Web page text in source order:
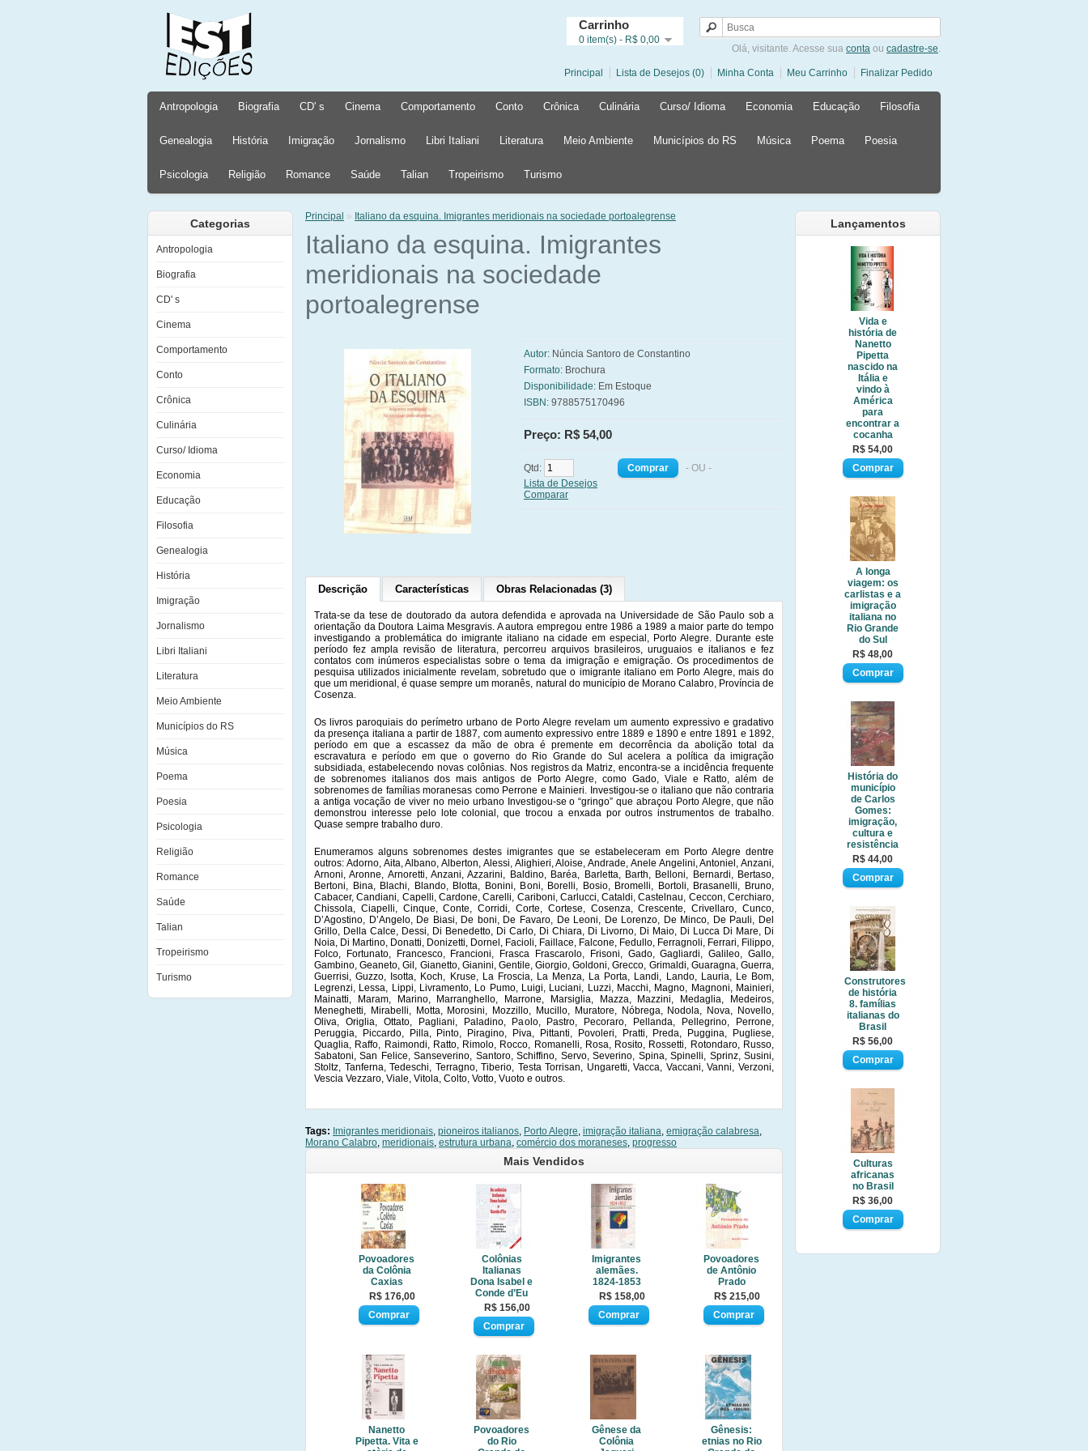
Carrinho
0 item(s) - R$ 0,00
Olá, visitante. Acesse sua conta ou cadastre-se.
Principal Lista de Desejos (0) Minha Conta Meu Carrinho Finalizar Pedido
Antropologia Biografia CD' s Cinema Comportamento Conto Crônica Culinária Curso/ Idioma Economia Educação Filosofia
Genealogia História Imigração Jornalismo Libri Italiani Literatura Meio Ambiente Municípios do RS Música Poema Poesia
Psicologia Religião Romance Saúde Talian Tropeirismo Turismo
Categorias
Antropologia
Biografia
CD' s
Cinema
Comportamento
Conto
Crônica
Culinária
Curso/ Idioma
Economia
Educação
Filosofia
Genealogia
História
Imigração
Jornalismo
Libri Italiani
Literatura
Meio Ambiente
Municípios do RS
Música
Poema
Poesia
Psicologia
Religião
Romance
Saúde
Talian
Tropeirismo
Turismo
Lançamentos
Vida e
história de
Nanetto
Pipetta
nascido na
Itália e
vindo à
América
para
encontrar a
cocanha
R$ 54,00
A longa
viagem: os
carlistas e a
imigração
italiana no
Rio Grande
do Sul
R$ 48,00
História do
município
de Carlos
Gomes:
imigração,
cultura e
resistência
R$ 44,00
Construtores
de história
8. famílias
italianas do
Brasil
R$ 56,00
Culturas
africanas
no Brasil
R$ 36,00
Principal » Italiano da esquina. Imigrantes meridionais na sociedade portoalegrense
Italiano da esquina. Imigrantes
meridionais na sociedade
portoalegrense
Autor: Núncia Santoro de Constantino
Formato: Brochura
Disponibilidade: Em Estoque
ISBN: 9788575170496
Preço: R$ 54,00
Qtd:
- OU -
Lista de Desejos
Comparar
Descrição Características Obras Relacionadas (3)
Trata-se da tese de doutorado da autora defendida e aprovada na Universidade de São Paulo sob a
orientação da Doutora Laima Mesgravis. A autora empregou entre 1986 a 1989 a maior parte do tempo
investigando a problemática do imigrante italiano na cidade em especial, Porto Alegre. Durante este
período fez ampla revisão de literatura, percorreu arquivos brasileiros, uruguaios e italianos e fez
contatos com inúmeros especialistas sobre o tema da imigração e emigração. Os procedimentos de
pesquisa utilizados inicialmente revelam, sobretudo que o imigrante italiano em Porto Alegre, mais do
que um meridional, é quase sempre um moranês, natural do município de Morano Calabro, Província de
Cosenza.
Os livros paroquiais do perímetro urbano de Porto Alegre revelam um aumento expressivo e gradativo
da presença italiana a partir de 1887, com aumento expressivo entre 1889 e 1890 e entre 1891 e 1892,
período em que a escassez da mão de obra é premente em decorrência da abolição total da
escravatura e período em que o governo do Rio Grande do Sul acelera a política da imigração
subsidiada, estabelecendo novas colônias. Nos registros da Matriz, encontra-se a incidência frequente
de sobrenomes italianos dos mais antigos de Porto Alegre, como Gado, Viale e Ratto, além de
sobrenomes de famílias moranesas como Perrone e Mainieri. Investigou-se o italiano que não contraria
a antiga vocação de viver no meio urbano Investigou-se o “gringo” que abraçou Porto Alegre, que não
demonstrou interesse pelo lote colonial, que trocou a enxada por outros instrumentos de trabalho.
Quase sempre trabalho duro.
Enumeramos alguns sobrenomes destes imigrantes que se estabeleceram em Porto Alegre dentre
outros: Adorno, Aita, Albano, Alberton, Alessi, Alighieri, Aloise, Andrade, Anele Angelini, Antoniel, Anzani,
Arnoni, Aronne, Arnoretti, Anzani, Azzarini, Baldino, Baréa, Barletta, Barth, Belloni, Bernardi, Bertaso,
Bertoni, Bina, Blachi, Blando, Blotta, Bonini, Boni, Borelli, Bosio, Bromelli, Bortoli, Brasanelli, Bruno,
Cabacer, Candiani, Capelli, Cardone, Carelli, Cariboni, Carlucci, Cataldi, Castelnau, Ceccon, Cerchiaro,
Chissola, Ciapelli, Cinque, Conte, Corridi, Corte, Cortese, Cosenza, Crescente, Crivellaro, Cunco,
D’Agostino, D’Angelo, De Biasi, De boni, De Favaro, De Leoni, De Lorenzo, De Minco, De Pauli, Del
Grillo, Della Calce, Dessi, Di Benedetto, Di Carlo, Di Chiara, Di Livorno, Di Maio, Di Lucca Di Mare, Di
Noia, Di Martino, Donatti, Donizetti, Dornel, Facioli, Faillace, Falcone, Fedullo, Ferragnoli, Ferrari, Filippo,
Folco, Fortunato, Francesco, Francioni, Frasca Frascarolo, Frisoni, Gado, Gagliardi, Galileo, Gallo,
Gambino, Geaneto, Gil, Gianetto, Gianini, Gentile, Giorgio, Goldoni, Grecco, Grimaldi, Guaragna, Guerra,
Guerrisi, Guzzo, Isotta, Koch, Kruse, La Froscia, La Menza, La Porta, Landi, Lando, Lauria, Le Bom,
Legrenzi, Lessa, Lippi, Livramento, Lo Pumo, Luigi, Luciani, Luzzi, Macchi, Magno, Magnoni, Mainieri,
Mainatti, Maram, Marino, Marranghello, Marrone, Marsiglia, Mazza, Mazzini, Medaglia, Medeiros,
Meneghetti, Mirabelli, Motta, Morosini, Mozzillo, Mucillo, Muratore, Nóbrega, Nodola, Nova, Novello,
Oliva, Origlia, Ottato, Pagliani, Paladino, Paolo, Pastro, Pecoraro, Pellanda, Pellegrino, Perrone,
Peruggia, Piccardo, Pilla, Pinto, Piragino, Piva, Pittanti, Povoleri, Pratti, Preda, Puggina, Pugliese,
Quaglia, Raffo, Raimondi, Ratto, Rimolo, Rocco, Romanelli, Rosa, Rosito, Rossetti, Rotondaro, Russo,
Sabatoni, San Felice, Sanseverino, Santoro, Schiffino, Servo, Severino, Spina, Spinelli, Sprinz, Susini,
Stoltz, Tanferna, Tedeschi, Terragno, Tiberio, Testa Torrisan, Ungaretti, Vacca, Vaccani, Vanni, Verzoni,
Vescia Vezzaro, Viale, Vitola, Colto, Votto, Vuoto e outros.
Tags: Imigrantes meridionais, pioneiros italianos, Porto Alegre, imigração italiana, emigração calabresa,
Morano Calabro, meridionais, estrutura urbana, comércio dos moraneses, progresso
Mais Vendidos
Povoadores
da Colônia
Caxias
R$ 176,00
Colônias
Italianas
Dona Isabel e
Conde d’Eu
R$ 156,00
Imigrantes
alemães.
1824-1853
R$ 158,00
Povoadores
de Antônio
Prado
R$ 215,00
Nanetto
Pipetta. Vita e
Povoadores
do Rio
Gênese da
Colônia
Gênesis:
etnias no Rio